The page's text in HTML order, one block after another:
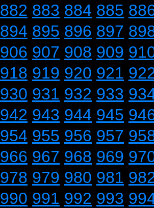
882 883 884 885
894 895 896 897
906 907 908 909
918 919 920 921
930 931 932 933
942 943 944 945
954 955 956 957
966 967 968 969
978 979 980 981
990 991 992 993